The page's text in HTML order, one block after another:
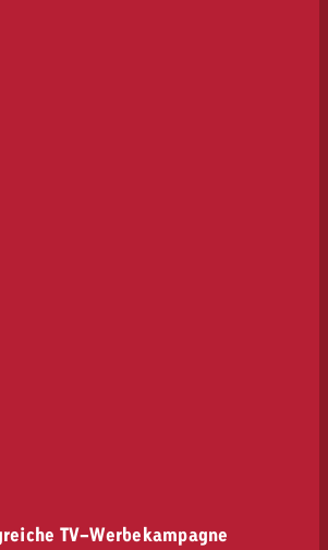
TV-Werbekampagne